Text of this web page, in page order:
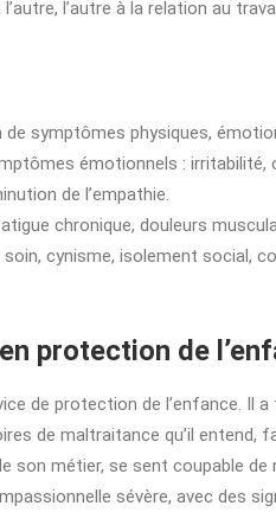
l’autre à la relation au
symptômes physiques,
émotionnels : irritabilité,
de l’empathie.
chronique, douleurs
cynisme, isolement social,
protection de
de protection de l’enfance. Il
de maltraitance qu’il entend,
son métier, se sent coupable de
sévère, avec des